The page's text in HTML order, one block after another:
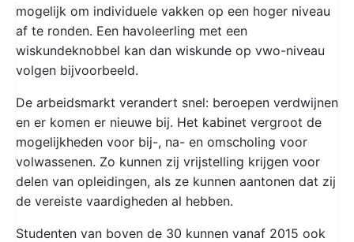
mogelijk om individuele vakken op een hoger niveau
af te ronden. Een havoleerling met een
wiskundeknobbel kan dan wiskunde op vwo-niveau
volgen bijvoorbeeld.
De arbeidsmarkt verandert snel: beroepen verdwijnen
en er komen er nieuwe bij. Het kabinet vergroot de
mogelijkheden voor bij-, na- en omscholing voor
volwassenen. Zo kunnen zij vrijstelling krijgen voor
delen van opleidingen, als ze kunnen aantonen dat zij
de vereiste vaardigheden al hebben.
Studenten van boven de 30 kunnen vanaf 2015 ook